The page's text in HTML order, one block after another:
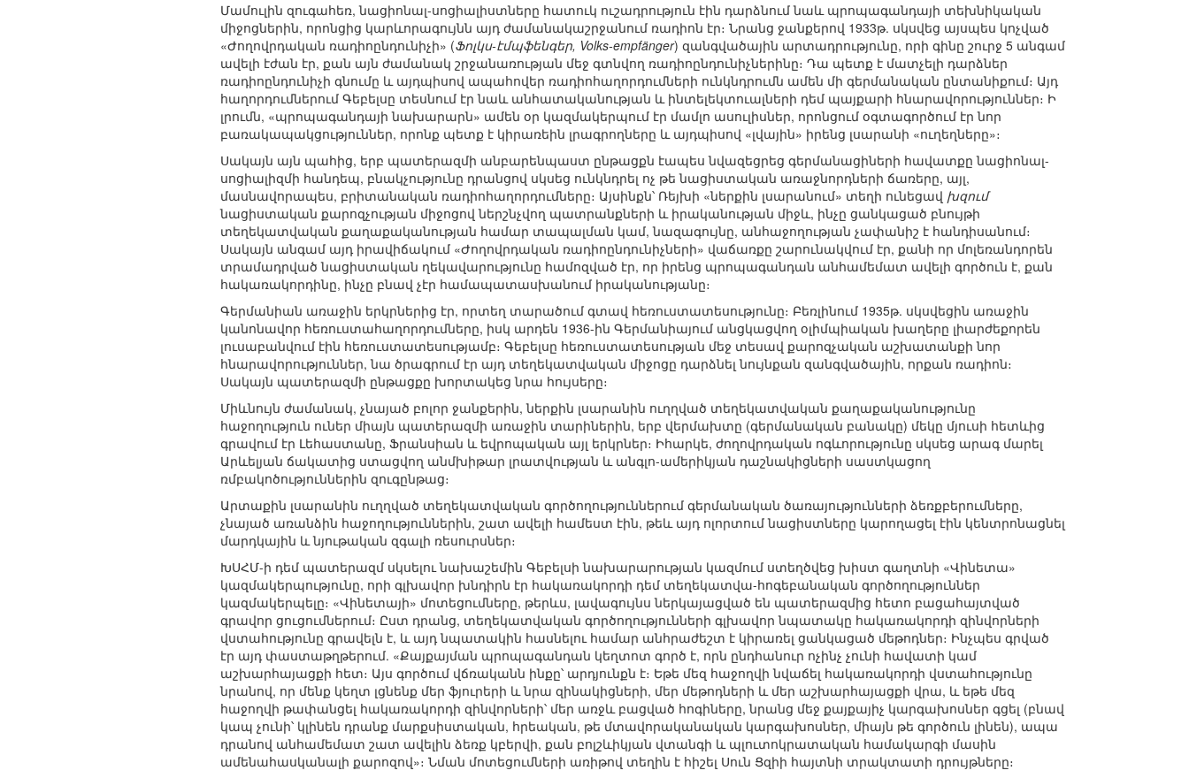
Մամուլին զուգահեռ, նացիոնալ-սոցիալիստները հատուկ ուշադրություն էին դարձնում նաև պրոպագանդայի տեխնիկական
միջոցներին, որոնցից կարևորագույնն այդ ժամանակաշրջանում ռադիոն էր։ Նրանց ջանքերով 1933թ. սկսվեց այսպես կոչված
«Ժողովրդական ռադիոընդունիչի» (Ֆոլկս-էմպֆենգեր, Volks-empfänger) զանգվածային արտադրությունը, որի գինը շուրջ 5 անգամ
ավելի էժան էր, քան այն ժամանակ շրջանառության մեջ գտնվող ռադիոընդունիչներինը։ Դա պետք է մատչելի դարձներ
ռադիոընդունիչի գնումը և այդպիսով ապահովեր ռադիոհաղորդումների ունկնդրումն ամեն մի գերմանական ընտանիքում։ Այդ
հաղորդումներում Գեբելսը տեսնում էր նաև անհատականության և ինտելեկտուալների դեմ պայքարի հնարավորություններ։ Ի
լրումն, «պրոպագանդայի նախարարն» ամեն օր կազմակերպում էր մամլո ասուլիսներ, որոնցում օգտագործում էր նոր
բառակապակցություններ, որոնք պետք է կիրառեին լրագրողները և այդպիսով «լվային» իրենց լսարանի «ուղեղները»։
Սակայն այն պահից, երբ պատերազմի անբարենպաստ ընթացքն էապես նվազեցրեց գերմանացիների հավատքը նացիոնալ-
սոցիալիզմի հանդեպ, բնակչությունը դրանցով սկսեց ունկնդրել ոչ թե նացիստական առաջնորդների ճառերը, այլ,
մասնավորապես, բրիտանական ռադիոհաղորդումները։ Այսինքն՝ Ռեյխի «ներքին լսարանում» տեղի ունեցավ խզում
նացիստական քարոզչության միջոցով ներշնչվող պատրանքների և իրականության միջև, ինչը ցանկացած բնույթի
տեղեկատվական քաղաքականության համար տապալման կամ, նազագույնը, անհաջողության չափանիշ է հանդիսանում։
Սակայն անգամ այդ իրավիճակում «Ժողովրդական ռադիոընդունիչների» վաճառքը շարունակվում էր, քանի որ մոլեռանդորեն
տրամադրված նացիստական ղեկավարությունը համոզված էր, որ իրենց պրոպագանդան անհամեմատ ավելի գործուն է, քան
հակառակորդինը, ինչը բնավ չէր համապատասխանում իրականությանը։
Գերմանիան առաջին երկրներից էր, որտեղ տարածում գտավ հեռուստատեսությունը։ Բեռլինում 1935թ. սկսվեցին առաջին
կանոնավոր հեռուստահաղորդումները, իսկ արդեն 1936-ին Գերմանիայում անցկացվող օլիմպիական խաղերը լիարժեքորեն
լուսաբանվում էին հեռուստատեսությամբ։ Գեբելսը հեռուստատեսության մեջ տեսավ քարոզչական աշխատանքի նոր
հնարավորություններ, նա ծրագրում էր այդ տեղեկատվական միջոցը դարձնել նույնքան զանգվածային, որքան ռադիոն։
Սակայն պատերազմի ընթացքը խորտակեց նրա հույսերը։
Միևնույն ժամանակ, չնայած բոլոր ջանքերին, ներքին լսարանին ուղղված տեղեկատվական քաղաքականությունը
հաջողություն ուներ միայն պատերազմի առաջին տարիներին, երբ վերմախտը (գերմանական բանակը) մեկը մյուսի հետևից
գրավում էր Լեհաստանը, Ֆրանսիան և եվրոպական այլ երկրներ։ Իհարկե, ժողովրդական ոգևորությունը սկսեց արագ մարել
Արևելյան ճակատից ստացվող անմխիթար լրատվության և անգլո-ամերիկյան դաշնակիցների սաստկացող
ռմբակոծություններին զուգընթաց։
Արտաքին լսարանին ուղղված տեղեկատվական գործողություններում գերմանական ծառայությունների ձեռքբերումները,
չնայած առանձին հաջողություններին, շատ ավելի համեստ էին, թեև այդ ոլորտում նացիստները կարողացել էին կենտրոնացնել
մարդկային և նյութական զգալի ռեսուրսներ։
ԽՍՀՄ-ի դեմ պատերազմ սկսելու նախաշեմին Գեբելսի նախարարության կազմում ստեղծվեց խիստ գաղտնի «Վինետա»
կազմակերպությունը, որի գլխավոր խնդիրն էր հակառակորդի դեմ տեղեկատվա-հոգեբանական գործողություններ
կազմակերպելը։ «Վինետայի» մոտեցումները, թերևս, լավագույնս ներկայացված են պատերազմից հետո բացահայտված
գրավոր ցուցումներում։ Ըստ դրանց, տեղեկատվական գործողությունների գլխավոր նպատակը հակառակորդի զինվորների
վստահությունը գրավելն է, և այդ նպատակին հասնելու համար անհրաժեշտ է կիրառել ցանկացած մեթոդներ։ Ինչպես գրված
էր այդ փաստաթղթերում. «Քայքայման պրոպագանդան կեղտոտ գործ է, որն ընդհանուր ոչինչ չունի հավատի կամ
աշխարհայացքի հետ։ Այս գործում վճռականն ինքը՝ արդյունքն է։ Եթե մեզ հաջողվի նվաճել հակառակորդի վստահությունը
նրանով, որ մենք կեղտ լցնենք մեր ֆյուրերի և նրա զինակիցների, մեր մեթոդների և մեր աշխարհայացքի վրա, և եթե մեզ
հաջողվի թափանցել հակառակորդի զինվորների՝ մեր առջև բացված հոգիները, նրանց մեջ քայքայիչ կարգախոսներ գցել (բնավ
կապ չունի՝ կլինեն դրանք մարքսիստական, հրեական, թե մտավորականական կարգախոսներ, միայն թե գործուն լինեն), ապա
դրանով անհամեմատ շատ ավելին ձեռք կբերվի, քան բոլշևիկյան վտանգի և պլուտոկրատական համակարգի մասին
ամենահասկանալի քարոզով»։ Նման մոտեցումների առիթով տեղին է հիշել Սուն Ցզիի հայտնի տրակտատի դրույթները։